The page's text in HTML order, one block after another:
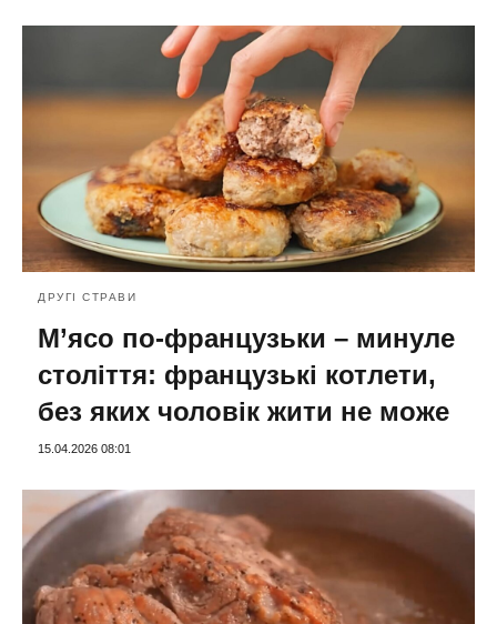
ДРУГІ СТРАВИ
М’ясо по-французьки – минуле
століття: французькі котлети,
без яких чоловік жити не може
15.04.2026 08:01